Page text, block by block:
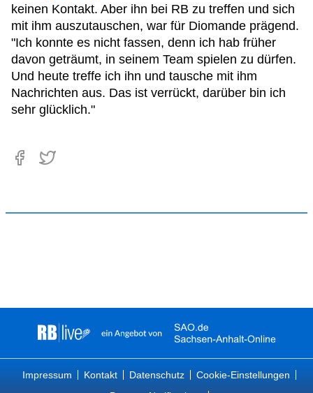
keinen Kontakt. Aber ihn bei RB zu treffen und sich
mit ihm auszutauschen, war für Diomande prägend.
"Ich konnte es nicht fassen, denn ich hab früher
davon geträumt, in seinem Team spielen zu dürfen.
Und heute treffe ich ihn und tausche mit ihm
Nachrichten aus. Das ist verrückt, darüber bin ich
sehr glücklich."
Impressum Kontakt Datenschutz
Cookie-Einstellungen